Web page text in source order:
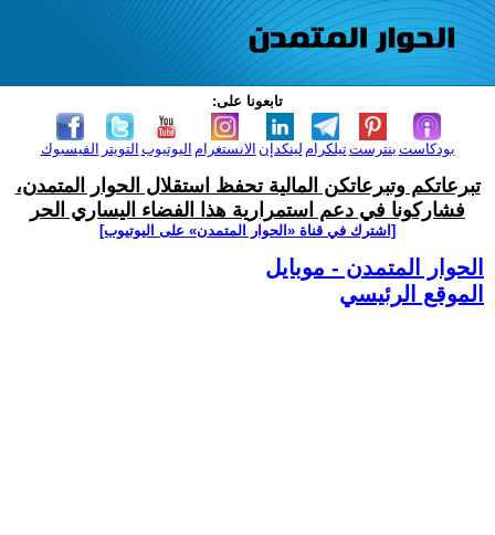
تابعونا على:
الفيسبوك التويتر اليوتيوب الانستغرام لينكدإن تيلكرامبنترست بودكاست
تبرعاتكم وتبرعاتكن المالية تحفظ استقلال الحوار المتمدن،
فشاركونا في دعم استمرارية هذا الفضاء اليساري الحر
[اشترك في قناة ‫«الحوار المتمدن» على اليوتيوب]
الحوار المتمدن - موبايل
الموقع الرئيسي